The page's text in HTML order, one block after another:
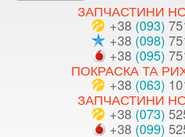
ЗАПЧАСТИНИ
+38 (093)
+38 (098)
+38 (095)
ПОКРАСКА ТА
+38 (063)
ЗАПЧАСТИНИ
+38 (073)
+38 (099)